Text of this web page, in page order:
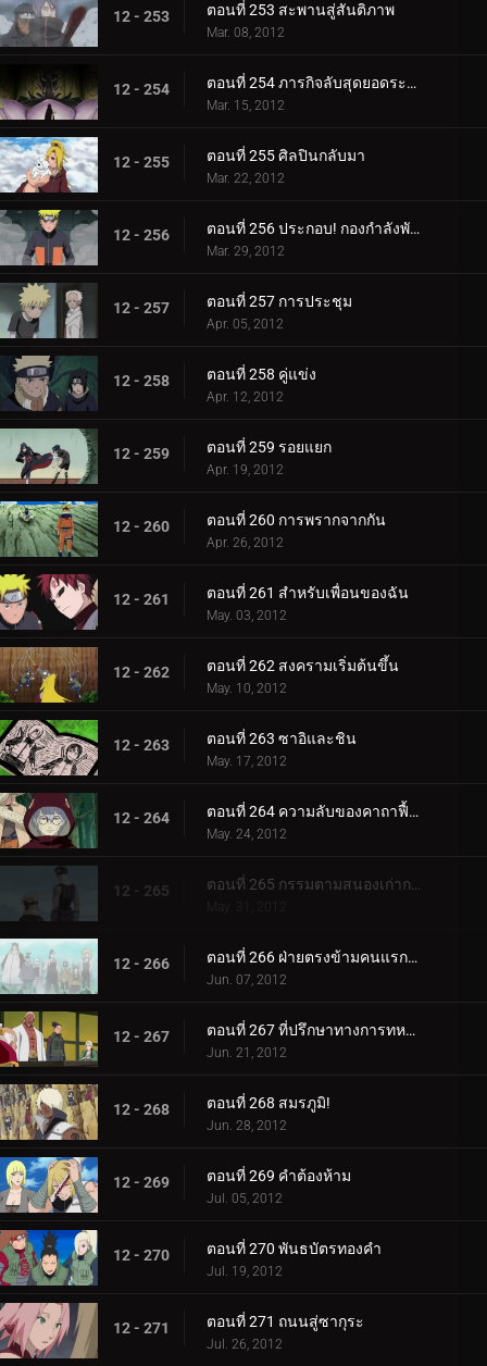
12 - 253 ตอนที่ 253 สะพานสู่สันติภาพ
Mar. 08, 2012
12 - 254 ตอนที่ 254 ภารกิจลับสุดยอดระดับ S
Mar. 15, 2012
12 - 255 ตอนที่ 255 ศิลปินกลับมา
Mar. 22, 2012
12 - 256 ตอนที่ 256 ประกอบ! กองกำลังพันธมิตรชิโนบิ!
Mar. 29, 2012
12 - 257 ตอนที่ 257 การประชุม
Apr. 05, 2012
12 - 258 ตอนที่ 258 คู่แข่ง
Apr. 12, 2012
12 - 259 ตอนที่ 259 รอยแยก
Apr. 19, 2012
12 - 260 ตอนที่ 260 การพรากจากกัน
Apr. 26, 2012
12 - 261 ตอนที่ 261 สำหรับเพื่อนของฉัน
May. 03, 2012
12 - 262 ตอนที่ 262 สงครามเริ่มต้นขึ้น
May. 10, 2012
12 - 263 ตอนที่ 263 ซาอิและชิน
May. 17, 2012
12 - 264 ตอนที่ 264 ความลับของคาถาฟื้นคืนชีพ
May. 24, 2012
12 - 265
12 - 266 ตอนที่ 266 ฝ่ายตรงข้ามคนแรกและคนสุดท้าย
Jun. 07, 2012
12 - 267 ตอนที่ 267 ที่ปรึกษาทางการทหารผู้เก่งกาจแห่งใบไม้เร้นลับ
Jun. 21, 2012
12 - 268 ตอนที่ 268 สมรภูมิ!
Jun. 28, 2012
12 - 269 ตอนที่ 269 คำต้องห้าม
Jul. 05, 2012
12 - 270 ตอนที่ 270 พันธบัตรทองคำ
Jul. 19, 2012
12 - 271 ตอนที่ 271 ถนนสู่ซากุระ
Jul. 26, 2012